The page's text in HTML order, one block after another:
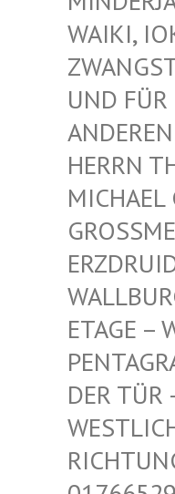
I, IOKI, KI,
FÜR DIE
REN KI,
N
AEL
MEISTER
UIDE –
URG 3 –
–
RAMM
R –
CHE
NG –